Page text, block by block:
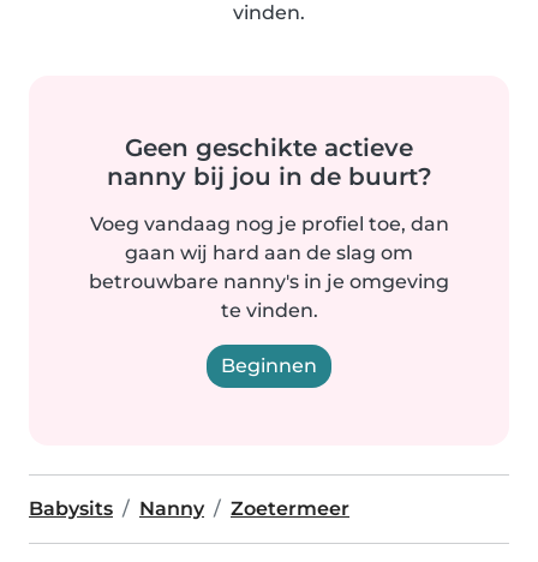
vinden.
Geen geschikte actieve
nanny bij jou in de buurt?
Voeg vandaag nog je profiel toe, dan
gaan wij hard aan de slag om
betrouwbare nanny's in je omgeving
te vinden.
Beginnen
Babysits Nanny Zoetermeer